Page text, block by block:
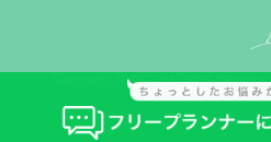
Copyright © 2021 KAGAWA